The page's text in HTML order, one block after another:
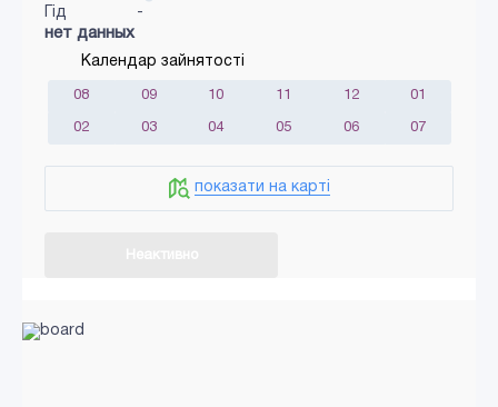
Гід
-
нет данных
Календар зайнятості
08 09 10 11 12 01
02 03 04 05 06 07
показати на карті